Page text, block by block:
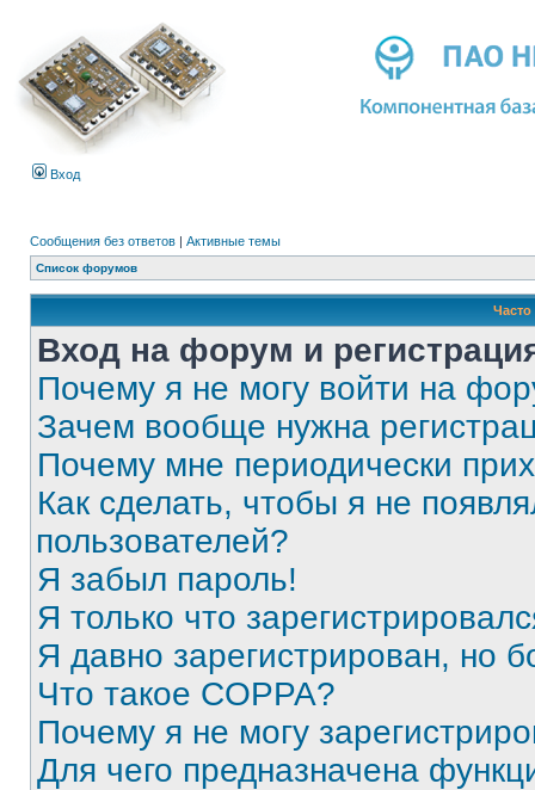
Вход
Сообщения без ответов | Активные темы
Список форумов
Вход на форум и
Почему я не могу войти на
Зачем вообще нужна
Почему мне периодически
Как сделать, чтобы я не
пользователей?
Я забыл пароль!
Я только что
Я давно зарегистрирован, но
Что такое COPPA?
Почему я не могу
Для чего предназначена